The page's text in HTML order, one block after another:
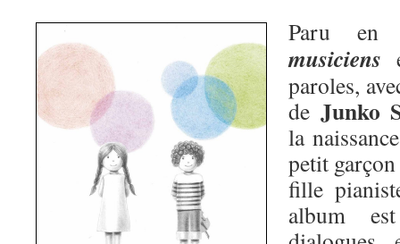
Paru en
musiciens
paroles,
de Junko
la
petit
fille
album